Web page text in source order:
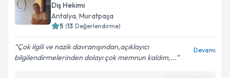
Diş Hekimi
Antalya, Muratpaşa
5 (13 Değerlendirme)
Çok ilgili ve nazik davranışından,açıklayıcı
bilgilendirmelerinden dolayı çok memnun kaldım,...
Devamı